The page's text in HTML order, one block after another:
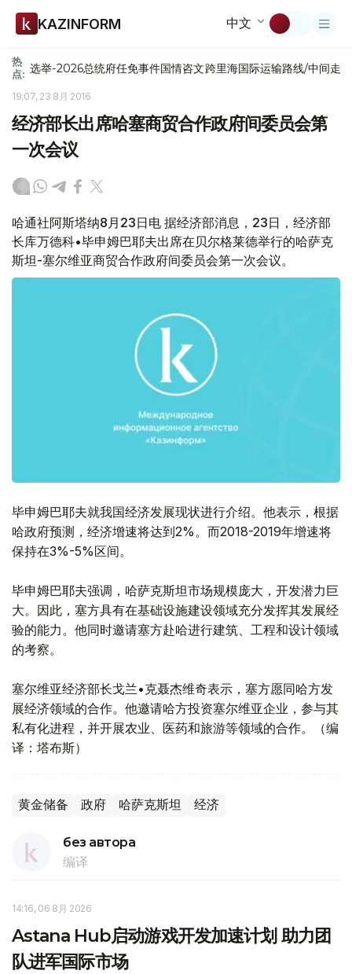
KAZINFORM 中文
热
点: 选举-2026总统府任免事件国情咨文跨里海国际运输路线/中间走廊
19:07, 23 8月 2016
经济部长出席哈塞商贸合作政府间委员会第
一次会议
哈通社阿斯塔纳8月23日电 据经济部消息，23日，经济部
长库万德科•毕申姆巴耶夫出席在贝尔格莱德举行的哈萨克
斯坦-塞尔维亚商贸合作政府间委员会第一次会议。
毕申姆巴耶夫就我国经济发展现状进行介绍。他表示，根据
哈政府预测，经济增速将达到2%。而2018-2019年增速将
保持在3%-5%区间。
毕申姆巴耶夫强调，哈萨克斯坦市场规模庞大，开发潜力巨
大。因此，塞方具有在基础设施建设领域充分发挥其发展经
验的能力。他同时邀请塞方赴哈进行建筑、工程和设计领域
的考察。
塞尔维亚经济部长戈兰•克聂杰维奇表示，塞方愿同哈方发
展经济领域的合作。他邀请哈方投资塞尔维亚企业，参与其
私有化进程，并开展农业、医药和旅游等领域的合作。（编
译：塔布斯）
黄金储备 政府 哈萨克斯坦 经济
без автора
编译
14:16, 06 8月 2026
Astana Hub启动游戏开发加速计划 助力团
队进军国际市场